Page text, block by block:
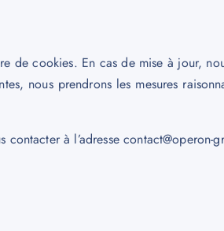
de cookies. En cas de mise à jour,
nous prendrons les mesures
à l’adresse contact@operon-